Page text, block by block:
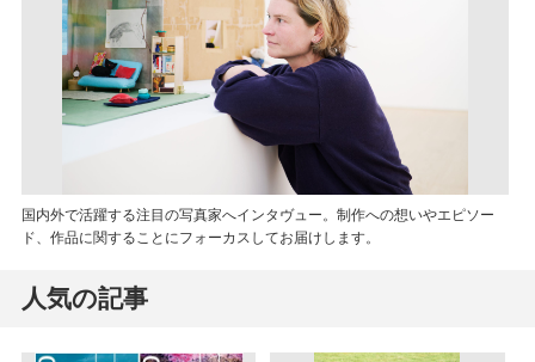
国内外で活躍する注目の写真家へインタヴュー。制作への想いやエピソー
ド、作品に関することにフォーカスしてお届けします。
人気の記事